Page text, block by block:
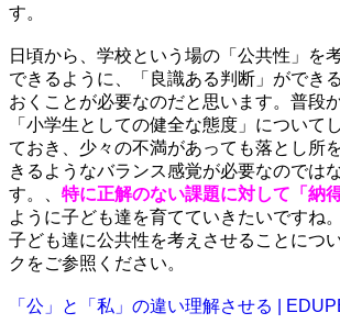
す。
日頃から、学校という場の「公共性」を
できるように、「良識ある判断」ができ
おくことが必要なのだと思います。普段
「小学生としての健全な態度」について
ておき、少々の不満があっても落とし所
きるようなバランス感覚が必要なのでは
す。、 特に正解のない課題に対して「納
ように子ども達を育てていきたいですね。
子ども達に公共性を考えさせることにつ
クをご参照ください。
「公」と「私」の違い理解させる |